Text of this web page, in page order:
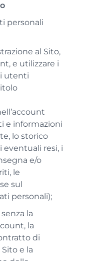
personali
al Sito,
e utilizzare i
utenti
e informazioni
lo storico
resi, i
e/o
le
sul
personali);
la
la
di
e la